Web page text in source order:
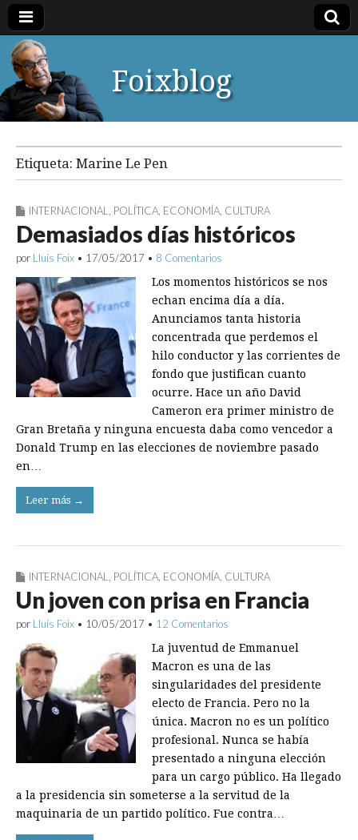
Foixblog
Etiqueta: Marine Le Pen
INTERNACIONAL POLÍTICA ECONOMÍA CULTURA
Demasiados días históricos
por Lluís Foix • 17/05/2017 • 8 Comentarios
Los momentos históricos se nos
echan encima día a día.
Anunciamos tanta historia
concentrada que perdemos el
hilo conductor y las corrientes de
fondo que justifican cuanto
ocurre. Hace un año David
Cameron era primer ministro de
Gran Bretaña y ninguna encuesta daba como vencedor a
Donald Trump en las elecciones de noviembre pasado
en…
Leer más →
INTERNACIONAL POLÍTICA ECONOMÍA CULTURA
Un joven con prisa en Francia
por Lluís Foix • 10/05/2017 • 12 Comentarios
La juventud de Emmanuel
Macron es una de las
singularidades del presidente
electo de Francia. Pero no la
única. Macron no es un político
profesional. Nunca se había
presentado a ninguna elección
para un cargo público. Ha llegado
a la presidencia sin someterse a la servitud de la
maquinaria de un partido político. Fue contra…